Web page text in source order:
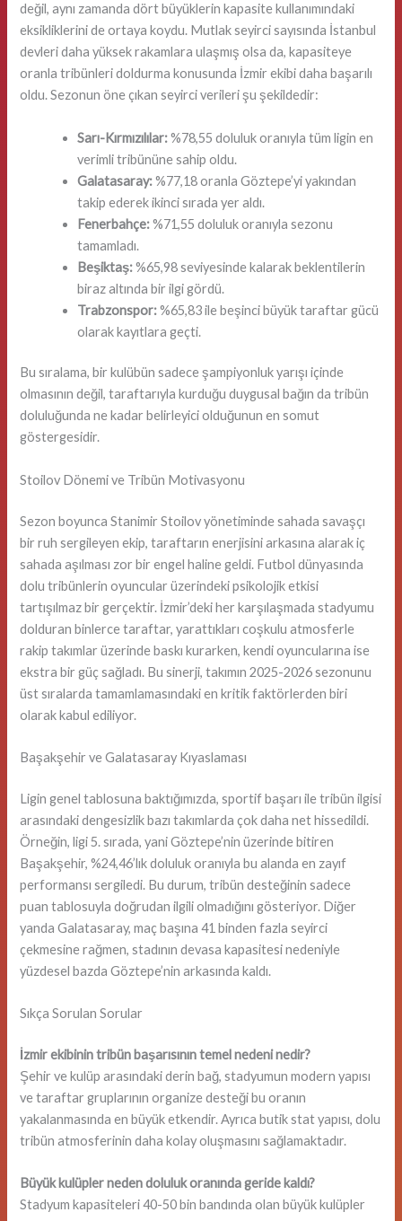
değil, aynı zamanda dört büyüklerin kapasite kullanımındaki
eksikliklerini de ortaya koydu. Mutlak seyirci sayısında İstanbul
devleri daha yüksek rakamlara ulaşmış olsa da, kapasiteye
oranla tribünleri doldurma konusunda İzmir ekibi daha başarılı
oldu. Sezonun öne çıkan seyirci verileri şu şekildedir:
Sarı-Kırmızılılar:%78,55 doluluk oranıyla tüm ligin en
verimli tribününe sahip oldu.
Galatasaray:%77,18 oranla Göztepe’yi yakından
takip ederek ikinci sırada yer aldı.
Fenerbahçe:%71,55 doluluk oranıyla sezonu
tamamladı.
Beşiktaş:%65,98 seviyesinde kalarak beklentilerin
biraz altında bir ilgi gördü.
Trabzonspor:%65,83 ile beşinci büyük taraftar gücü
olarak kayıtlara geçti.
Bu sıralama, bir kulübün sadece şampiyonluk yarışı içinde
olmasının değil, taraftarıyla kurduğu duygusal bağın da tribün
doluluğunda ne kadar belirleyici olduğunun en somut
göstergesidir.
Stoilov Dönemi ve Tribün Motivasyonu
Sezon boyunca Stanimir Stoilov yönetiminde sahada savaşçı
bir ruh sergileyen ekip, taraftarın enerjisini arkasına alarak iç
sahada aşılması zor bir engel haline geldi. Futbol dünyasında
dolu tribünlerin oyuncular üzerindeki psikolojik etkisi
tartışılmaz bir gerçektir. İzmir’deki her karşılaşmada stadyumu
dolduran binlerce taraftar, yarattıkları coşkulu atmosferle
rakip takımlar üzerinde baskı kurarken, kendi oyuncularına ise
ekstra bir güç sağladı. Bu sinerji, takımın 2025-2026 sezonunu
üst sıralarda tamamlamasındaki en kritik faktörlerden biri
olarak kabul ediliyor.
Başakşehir ve Galatasaray Kıyaslaması
Ligin genel tablosuna baktığımızda, sportif başarı ile tribün ilgisi
arasındaki dengesizlik bazı takımlarda çok daha net hissedildi.
Örneğin, ligi 5. sırada, yani Göztepe’nin üzerinde bitiren
Başakşehir, %24,46’lık doluluk oranıyla bu alanda en zayıf
performansı sergiledi. Bu durum, tribün desteğinin sadece
puan tablosuyla doğrudan ilgili olmadığını gösteriyor. Diğer
yanda Galatasaray, maç başına 41 binden fazla seyirci
çekmesine rağmen, stadının devasa kapasitesi nedeniyle
yüzdesel bazda Göztepe’nin arkasında kaldı.
Sıkça Sorulan Sorular
İzmir ekibinin tribün başarısının temel nedeni nedir?
Şehir ve kulüp arasındaki derin bağ, stadyumun modern yapısı
ve taraftar gruplarının organize desteği bu oranın
yakalanmasında en büyük etkendir. Ayrıca butik stat yapısı, dolu
tribün atmosferinin daha kolay oluşmasını sağlamaktadır.
Büyük kulüpler neden doluluk oranında geride kaldı?
Stadyum kapasiteleri 40-50 bin bandında olan büyük kulüpler